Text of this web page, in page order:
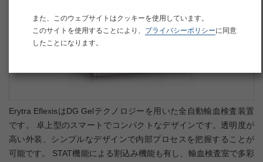
Erytra EflexisはDG Gelテクノロジーを用いた全自動輸血検査装置
です。 卓上型のスマートでコンパクトなデザインです。透明度が
高い外装、シンプルなデザインで内部プロセスを把握することが
可能です。 STAT機能による割込み機能も有し、輸血検査室で多彩
また、このウェブサイトはクッキーを使用しています。
このサイトを使用することにより、 プライバシーポリシーに同意
したことになります。